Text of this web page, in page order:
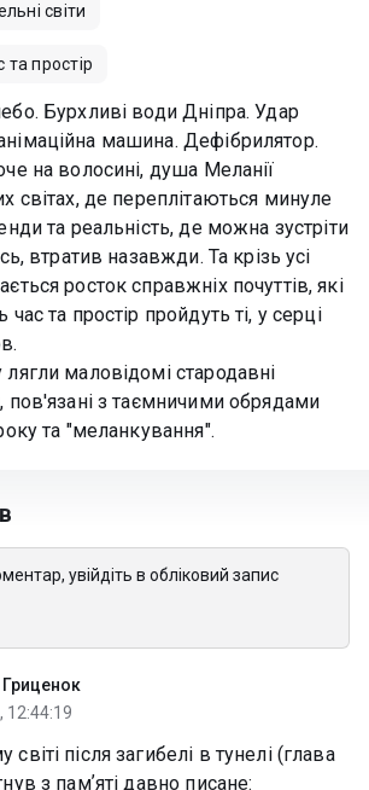
світи
та простір
Бурхливі води Дніпра. Удар
машина. Дефібрилятор.
на волосині, душа Меланії
світах, де переплітаються минуле
та реальність, де можна зустріти
втратив назавжди. Та крізь усі
росток справжніх почуттів, які
та простір пройдуть ті, у серці
маловідомі стародавні
пов'язані з таємничими обрядами
та "меланкування".
увійдіть в обліковий запис
12:44:19
після загибелі в тунелі (глава
з памʼяті давно писане: